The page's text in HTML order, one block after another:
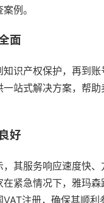
例。
面
知识产权保护，再到
一站式解决方案，帮
好
其服务响应速度快、
在紧急情况下，雅玛
VAT注册，确保其顺